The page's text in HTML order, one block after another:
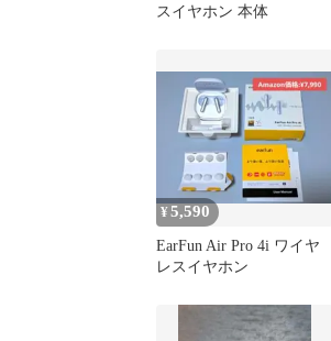
スイヤホン 本体
¥5,590
EarFun Air Pro 4i ワイヤ
レスイヤホン